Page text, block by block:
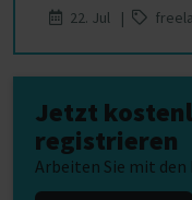
22. Jul |
Jetzt
registrieren
Arbeiten Sie mit den